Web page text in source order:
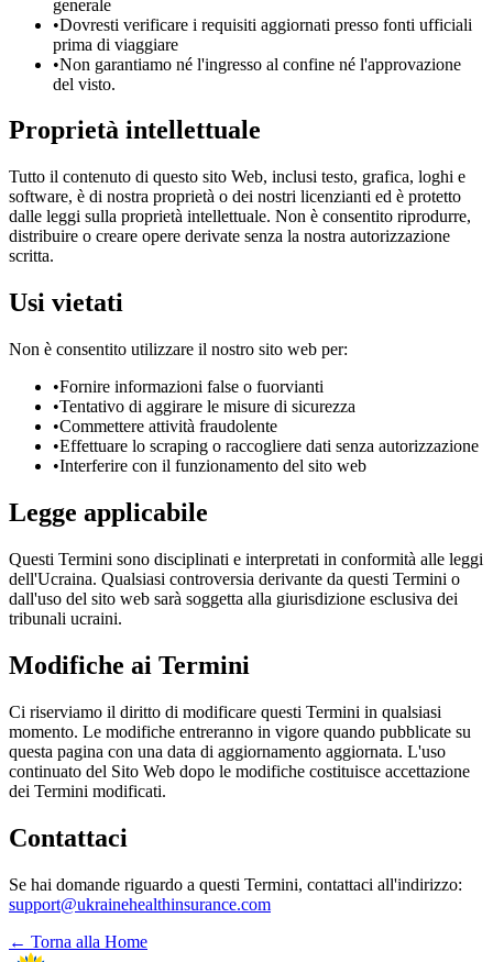
generale
•Dovresti verificare i requisiti aggiornati presso fonti ufficiali
prima di viaggiare
•Non garantiamo né l'ingresso al confine né l'approvazione
del visto.
Proprietà intellettuale
Tutto il contenuto di questo sito Web, inclusi testo, grafica, loghi e
software, è di nostra proprietà o dei nostri licenzianti ed è protetto
dalle leggi sulla proprietà intellettuale. Non è consentito riprodurre,
distribuire o creare opere derivate senza la nostra autorizzazione
scritta.
Usi vietati
Non è consentito utilizzare il nostro sito web per:
•Fornire informazioni false o fuorvianti
•Tentativo di aggirare le misure di sicurezza
•Commettere attività fraudolente
•Effettuare lo scraping o raccogliere dati senza autorizzazione
•Interferire con il funzionamento del sito web
Legge applicabile
Questi Termini sono disciplinati e interpretati in conformità alle leggi
dell'Ucraina. Qualsiasi controversia derivante da questi Termini o
dall'uso del sito web sarà soggetta alla giurisdizione esclusiva dei
tribunali ucraini.
Modifiche ai Termini
Ci riserviamo il diritto di modificare questi Termini in qualsiasi
momento. Le modifiche entreranno in vigore quando pubblicate su
questa pagina con una data di aggiornamento aggiornata. L'uso
continuato del Sito Web dopo le modifiche costituisce accettazione
dei Termini modificati.
Contattaci
Se hai domande riguardo a questi Termini, contattaci all'indirizzo:
support@ukrainehealthinsurance.com
← Torna alla Home